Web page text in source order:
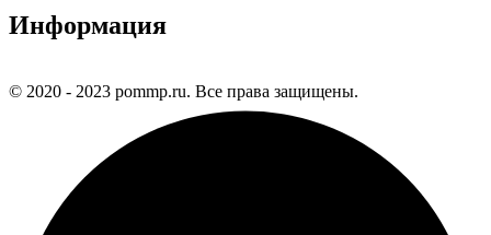
Информация
© 2020 - 2023 pommp.ru. Все права защищены.